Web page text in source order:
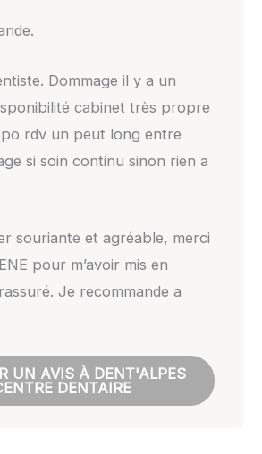
Dommage il y a un
cabinet très propre
rdv un peut long entre
si soin continu sinon rien a
souriante et agréable, merci
pour m’avoir mis en
Je recommande a
UN AVIS À DENT'ALPES
DENTAIRE